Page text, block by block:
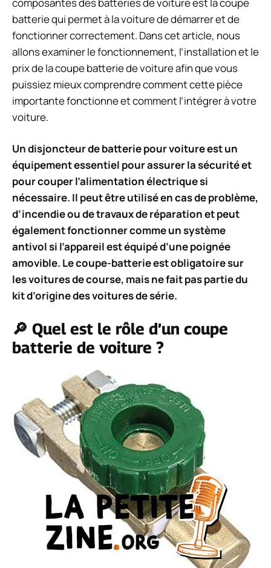
batterie qui permet à la voiture de démarrer et de
fonctionner correctement. Dans cet article, nous
allons examiner le fonctionnement, l’installation et le
prix de la coupe batterie de voiture afin que vous
puissiez mieux comprendre comment cette pièce
importante fonctionne et comment l’intégrer à votre
voiture.
Undisjoncteur de batteriepour voiture est un
équipement essentiel pour assurer lasécuritéet
pour couper l’alimentation électrique si
nécessaire. Il peut être utilisé en cas de problème,
d’incendie ou de travaux de réparation et peut
également fonctionner comme unsystème
antivolsi l’appareil est équipé d’une poignée
amovible. Le coupe-batterie est obligatoire sur
les voitures de course, mais ne fait pas partie du
kit d’origine des voitures de série.
🔎 Quel est le rôle d’un coupe
batterie de voiture ?